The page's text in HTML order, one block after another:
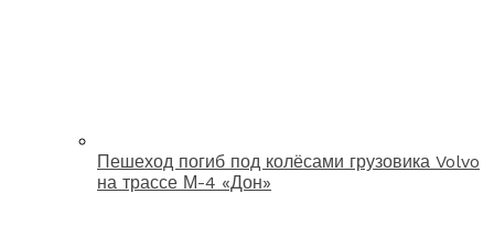
Пешеход погиб под колёсами грузовика Volvo
на трассе М-4 «Дон»